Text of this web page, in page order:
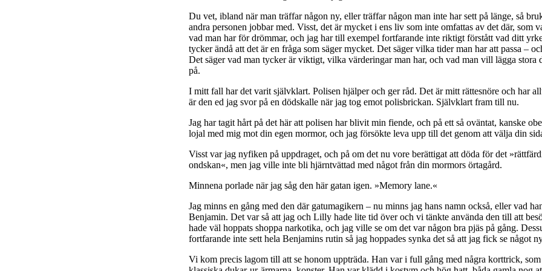
Du vet, ibland när man träffar någon ny, eller träffar någon man inte har sett på länge, så
andra personen jobbar med. Visst, det är mycket i ens liv som inte omfattas av det där, som
vad man har för drömmar, och jag har till exempel fortfarande inte riktigt förstått vad ditt
tycker ändå att det är en fråga som säger mycket. Det säger vilka tider man har att passa –
Det säger vad man tycker är viktigt, vilka värderingar man har, och vad man vill lägga stora
på.
I mitt fall har det varit självklart. Polisen hjälper och ger råd. Det är mitt rättesnöre och har
är den ed jag svor på en dödskalle när jag tog emot polisbrickan. Självklart fram till nu.
Jag har tagit hårt på det här att polisen har blivit min fiende, och på ett så oväntat, kanske
lojal med mig mot din egen mormor, och jag försökte leva upp till det genom att välja din
Visst var jag nyfiken på uppdraget, och på om det nu vore berättigat att döda för det
ondskan«, men jag ville inte bli hjärntvättad med något från din mormors örtagård.
Minnena porlade när jag såg den här gatan igen. »Memory lane.«
Jag minns en gång med den där gatumagikern – nu minns jag hans namn också, eller vad
Benjamin. Det var så att jag och Lilly hade lite tid över och vi tänkte använda den till att
hade väl hoppats shoppa narkotika, och jag ville se om det var någon bra pjäs på gång.
fortfarande inte sett hela Benjamins rutin så jag hoppades synka det så att jag fick se något
Vi kom precis lagom till att se honom uppträda. Han var i full gång med några korttrick,